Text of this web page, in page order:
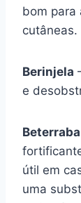
bom para
cutâneas.
Berinjela
e
Beterraba
útil em
uma